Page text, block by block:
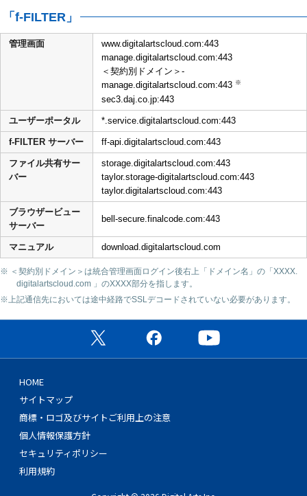
「f-FILTER」
管理画面
www.digitalartscloud.com:443
manage.digitalartscloud.com:443
＜契約別ドメイン＞-
manage.digitalartscloud.com:443 ※
sec3.daj.co.jp:443
ユーザーポータル *.service.digitalartscloud.com:443
f-FILTER サーバー ff-api.digitalartscloud.com:443
ファイル共有サー
バー
storage.digitalartscloud.com:443
taylor.storage-digitalartscloud.com:443
taylor.digitalartscloud.com:443
ブラウザービュー
サーバー
bell-secure.finalcode.com:443
マニュアル download.digitalartscloud.com
※ ＜契約別ドメイン＞は統合管理画面ログイン後右上「ドメイン名」の「XXXX.
digitalartscloud.com 」のXXXX部分を指します。
※上記通信先においては途中経路でSSLデコードされていない必要があります。
公式X（旧Twitter）ページ
公式Facebookページ
HOME
サイトマップ
商標・ロゴ及びサイトご利用上の注意
個人情報保護方針
セキュリティポリシー
利用規約